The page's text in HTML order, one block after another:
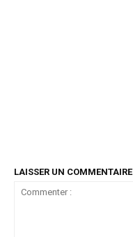
LAISSER UN COMMENTAIRE